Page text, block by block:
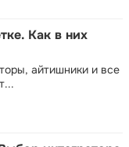
Как в них
айтишники и все